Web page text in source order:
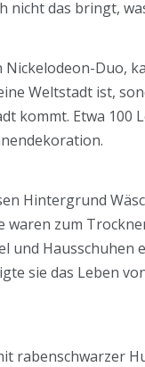
nicht das bringt,
Duo,
Weltstadt ist,
kommt. Etwa 100
Hintergrund
zum
und
sie das Leben
rabenschwarzer